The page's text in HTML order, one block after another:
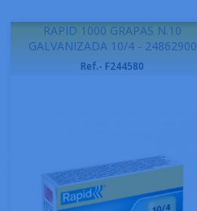
RAPID 1000 GRAPAS N.10
GALVANIZADA 10/4 - 24862900
Ref.- F244580